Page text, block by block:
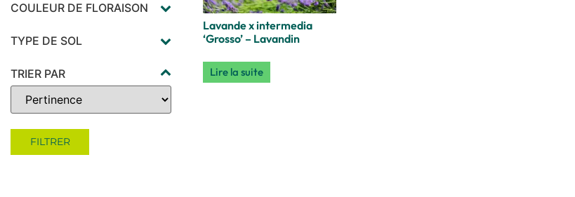
COULEUR DE FLORAISON
mauve (1)
TYPE DE SOL
même sec et
caillouteux (1)
pas trop calcaire
préfère les sol légers
TRIER PAR
Sort Products
FILTRER
Lavande x intermedia
‘Grosso’ – Lavandin
Lire la suite